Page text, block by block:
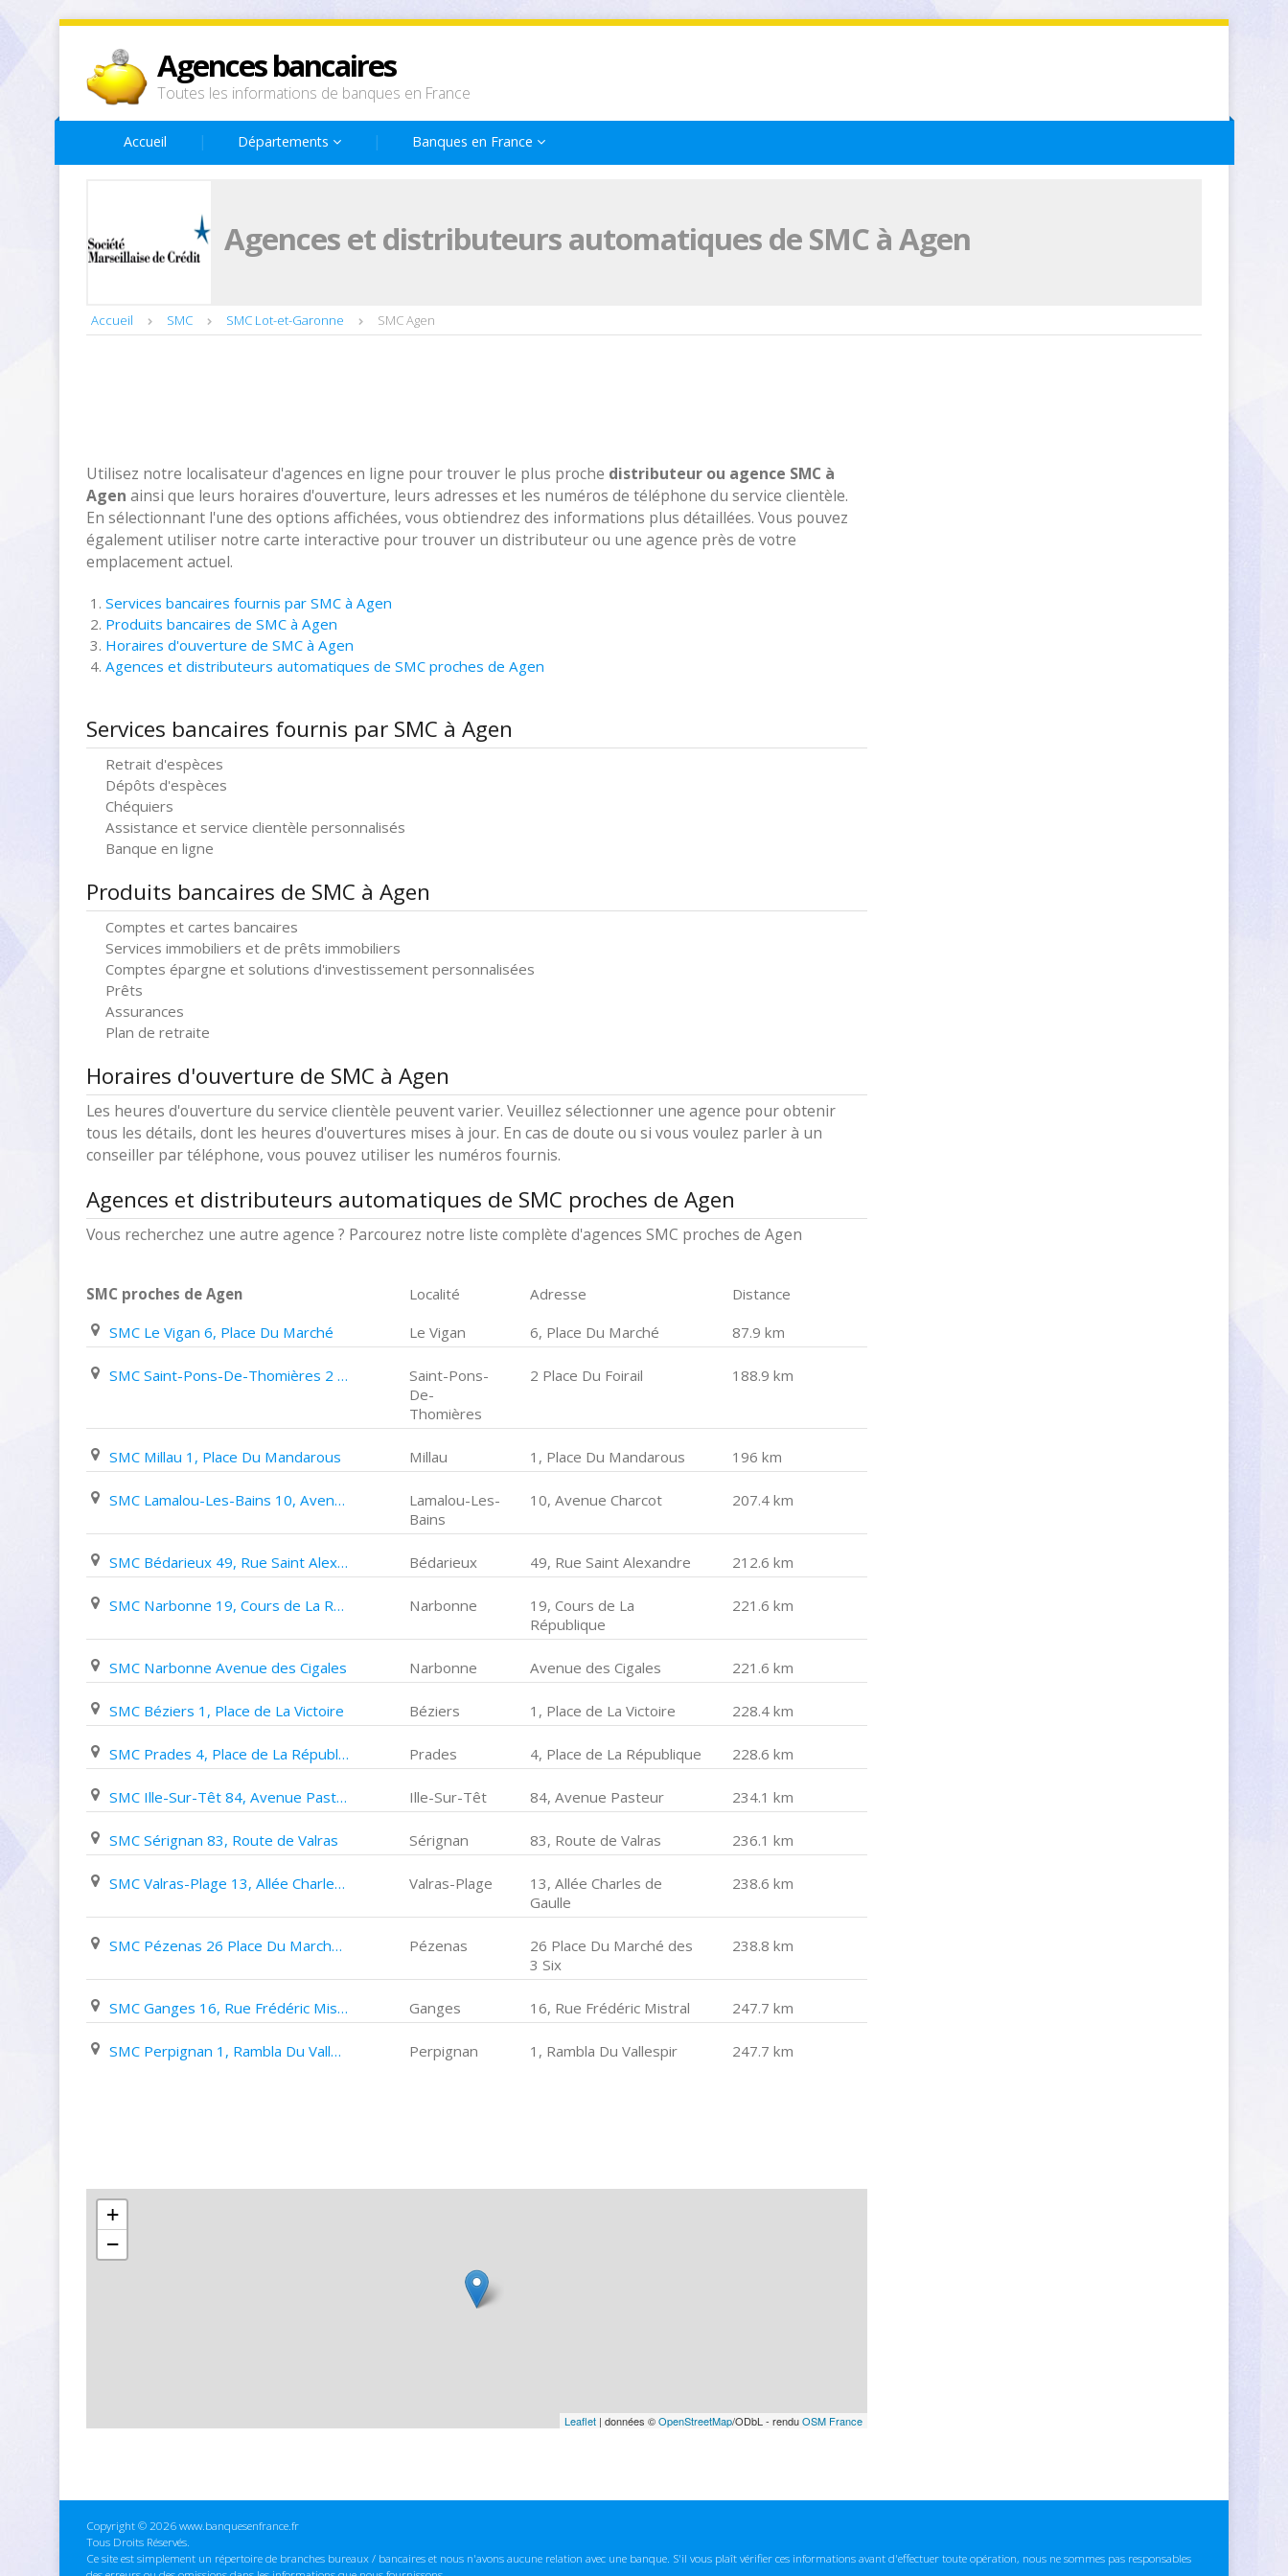
Agences bancaires
Toutes les informations de banques en France
Accueil Départements Banques en France
Agences et distributeurs automatiques de SMC à Agen
Accueil SMC SMC Lot-et-Garonne SMC Agen
Utilisez notre localisateur d'agences en ligne pour trouver le plus proche distributeur ou agence SMC à
Agen ainsi que leurs horaires d'ouverture, leurs adresses et les numéros de téléphone du service clientèle.
En sélectionnant l'une des options affichées, vous obtiendrez des informations plus détaillées. Vous pouvez
également utiliser notre carte interactive pour trouver un distributeur ou une agence près de votre
emplacement actuel.
Services bancaires fournis par SMC à Agen
Produits bancaires de SMC à Agen
Horaires d'ouverture de SMC à Agen
Agences et distributeurs automatiques de SMC proches de Agen
Services bancaires fournis par SMC à Agen
Retrait d'espèces
Dépôts d'espèces
Chéquiers
Assistance et service clientèle personnalisés
Banque en ligne
Produits bancaires de SMC à Agen
Comptes et cartes bancaires
Services immobiliers et de prêts immobiliers
Comptes épargne et solutions d'investissement personnalisées
Prêts
Assurances
Plan de retraite
Horaires d'ouverture de SMC à Agen
Les heures d'ouverture du service clientèle peuvent varier. Veuillez sélectionner une agence pour obtenir
tous les détails, dont les heures d'ouvertures mises à jour. En cas de doute ou si vous voulez parler à un
conseiller par téléphone, vous pouvez utiliser les numéros fournis.
Agences et distributeurs automatiques de SMC proches de Agen
Vous recherchez une autre agence ? Parcourez notre liste complète d'agences SMC proches de Agen
SMC proches de Agen Localité Adresse
Distance
SMC Le Vigan 6, Place Du Marché
Le Vigan 6, Place Du Marché 87.9 km
SMC Saint-Pons-De-Thomières 2 Place Du Foirail
Saint-Pons-
De-
Thomières
2 Place Du Foirail 188.9 km
SMC Millau 1, Place Du Mandarous Millau 1, Place Du Mandarous 196 km
SMC Lamalou-Les-Bains 10, Avenue Charcot
Lamalou-Les-
Bains
10, Avenue Charcot 207.4 km
SMC Bédarieux 49, Rue Saint Alexandre Bédarieux 49, Rue Saint Alexandre 212.6 km
SMC Narbonne 19, Cours de La République Narbonne
19, Cours de La
République
221.6 km
SMC Narbonne Avenue des Cigales Narbonne Avenue des Cigales 221.6 km
SMC Béziers 1, Place de La Victoire Béziers 1, Place de La Victoire 228.4 km
SMC Prades 4, Place de La République Prades 4, Place de La République 228.6 km
SMC Ille-Sur-Têt 84, Avenue Pasteur Ille-Sur-Têt 84, Avenue Pasteur 234.1 km
SMC Sérignan 83, Route de Valras Sérignan 83, Route de Valras 236.1 km
SMC Valras-Plage 13, Allée Charles de Gaulle Valras-Plage
13, Allée Charles de
Gaulle
238.6 km
SMC Pézenas 26 Place Du Marché des 3 Six Pézenas
26 Place Du Marché des
3 Six
238.8 km
SMC Ganges 16, Rue Frédéric Mistral Ganges 16, Rue Frédéric Mistral 247.7 km
SMC Perpignan 1, Rambla Du Vallespir Perpignan 1, Rambla Du Vallespir 247.7 km
+
−
Leaflet| données ©OpenStreetMap/ODbL - renduOSM France
Copyright © 2026 www.banquesenfrance.fr
Tous Droits Réservés.
Ce site est simplement un répertoire de branches bureaux / bancaires et nous n'avons aucune relation avec une banque. S'il vous plaît vérifier ces informations avant d'effectuer toute opération, nous ne sommes pas responsables